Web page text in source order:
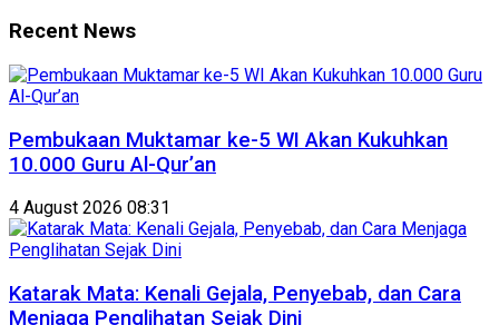
Recent News
Pembukaan Muktamar ke-5 WI Akan Kukuhkan
10.000 Guru Al-Qur’an
4 August 2026 08:31
Katarak Mata: Kenali Gejala, Penyebab, dan Cara
Menjaga Penglihatan Sejak Dini